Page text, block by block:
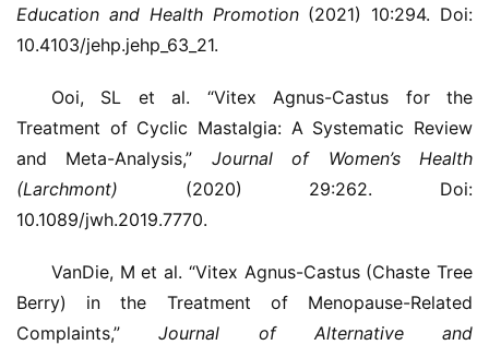
Education and Health Promotion(2021) 10:294. Doi:
10.4103/jehp.jehp_63_21.
Ooi, SL et al. “Vitex Agnus-Castus for the
Treatment of Cyclic Mastalgia: A Systematic Review
and Meta-Analysis,” Journal of Women’s Health
(Larchmont) (2020) 29:262. Doi:
10.1089/jwh.2019.7770.
VanDie, M et al. “Vitex Agnus-Castus (Chaste Tree
Berry) in the Treatment of Menopause-Related
Complaints,”Journal of Alternative and